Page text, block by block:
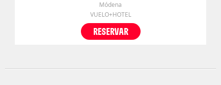
Módena
VUELO+HOTEL
RESERVAR